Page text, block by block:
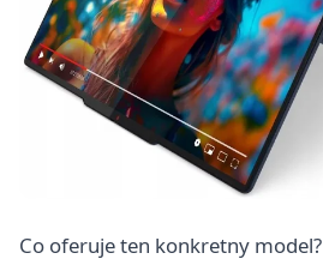
Co oferuje ten konkretny model?